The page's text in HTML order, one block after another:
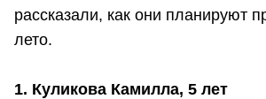
рассказали, как они планируют
лето.
1. Куликова Камилла, 5 лет